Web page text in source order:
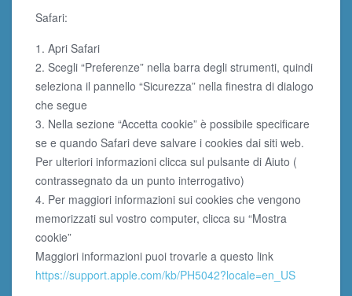
Safari:
1. Apri Safari
2. Scegli “Preferenze” nella barra degli strumenti, quindi
seleziona il pannello “Sicurezza” nella finestra di dialogo
che segue
3. Nella sezione “Accetta cookie” è possibile specificare
se e quando Safari deve salvare i cookies dai siti web.
Per ulteriori informazioni clicca sul pulsante di Aiuto (
contrassegnato da un punto interrogativo)
4. Per maggiori informazioni sui cookies che vengono
memorizzati sul vostro computer, clicca su “Mostra
cookie”
Maggiori informazioni puoi trovarle a questo link
https://support.apple.com/kb/PH5042?locale=en_US